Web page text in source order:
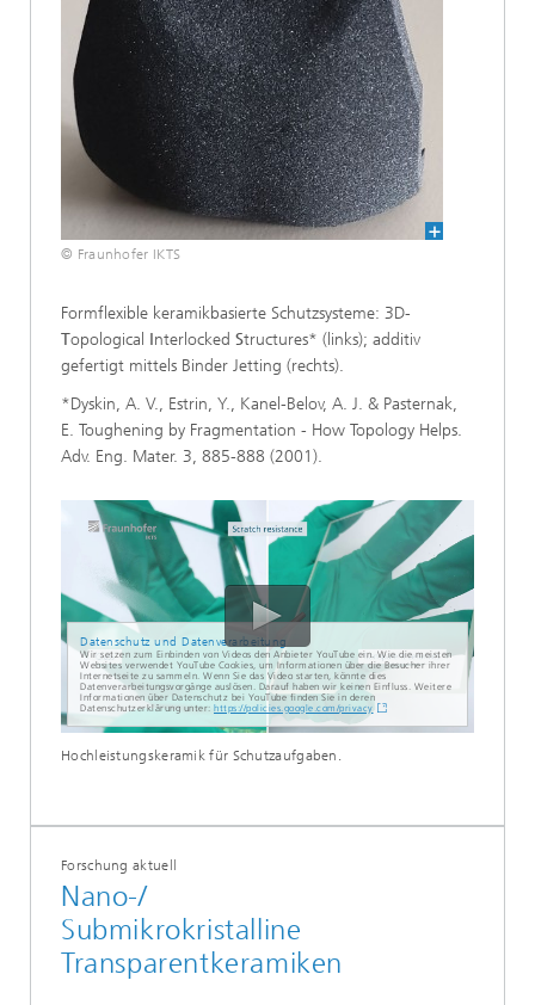
© Fraunhofer IKTS
Formflexible keramikbasierte Schutzsysteme: 3D-
Topological Interlocked Structures* (links); additiv
gefertigt mittels Binder Jetting (rechts).
*Dyskin, A. V., Estrin, Y., Kanel-Belov, A. J. & Pasternak,
E. Toughening by Fragmentation - How Topology Helps.
Adv. Eng. Mater. 3, 885-888 (2001).
Datenschutz und Datenverarbeitung
Wir setzen zum Einbinden von Videos den Anbieter YouTube ein. Wie die meisten
Websites verwendet YouTube Cookies, um Informationen über die Besucher ihrer
Internetseite zu sammeln. Wenn Sie das Video starten, könnte dies
Datenverarbeitungsvorgänge auslösen. Darauf haben wir keinen Einfluss. Weitere
Informationen über Datenschutz bei YouTube finden Sie in deren
Datenschutzerklärung unter: https://policies.google.com/privacy
Hochleistungskeramik für Schutzaufgaben.
Forschung aktuell
Nano-/
Submikrokristalline
Transparentkeramiken